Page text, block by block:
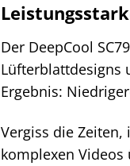
Der DeepCool
Lüfterblattdesigns
Ergebnis:
Vergiss die Zeiten,
komplexen Videos